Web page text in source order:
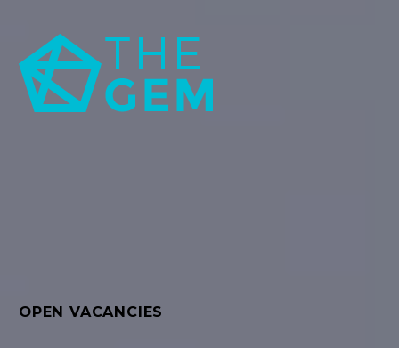
OPEN VACANCIES